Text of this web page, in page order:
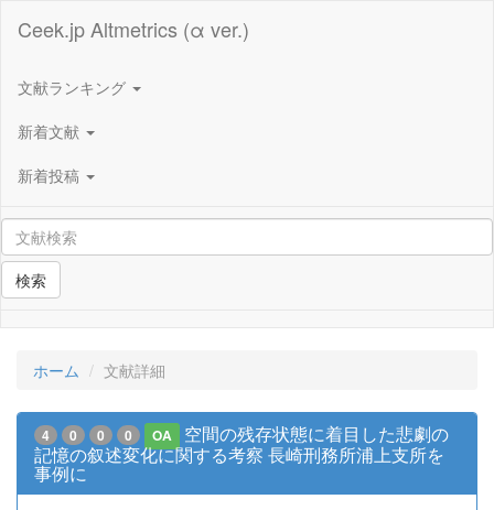
Ceek.jp Altmetrics (α ver.)
文献ランキング
新着文献
新着投稿
検索
ホーム 文献詳細
4 0 0 0 OA
空間の残存状態に着目した悲劇の
記憶の叙述変化に関する考察 長崎刑務所浦上支所を
事例に